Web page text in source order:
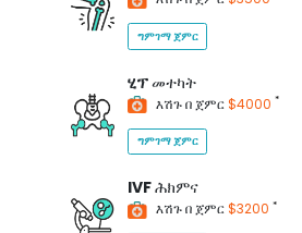
ግምገማ ጀምር
ሂፕመተካት
እሽጉ በ ጀምር$4000 *
ግምገማ ጀምር
IVFሕክምና
እሽጉ በ ጀምር$3200 *